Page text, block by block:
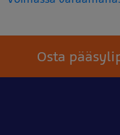
Osta